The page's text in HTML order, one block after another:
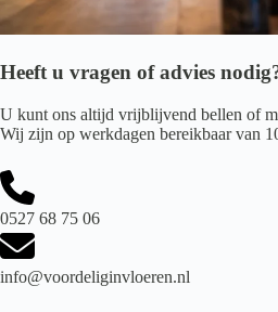
Heeft u vragen of advies
U kunt ons altijd vrijblijvend bellen of
Wij zijn op werkdagen bereikbaar van
0527 68 75 06
info@voordeliginvloeren.nl